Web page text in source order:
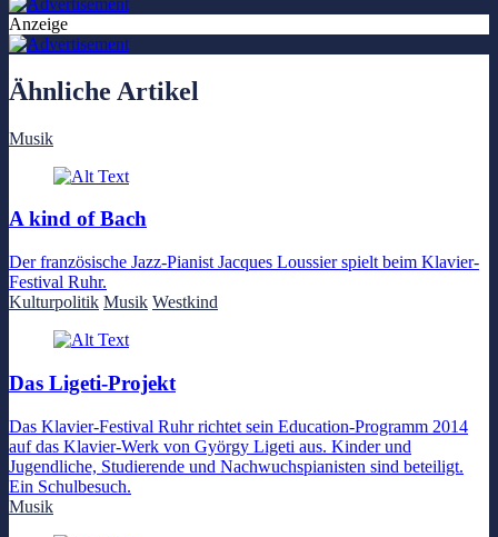
Anzeige
Ähnliche Artikel
Musik
A kind of Bach
Der französische Jazz-Pianist Jacques Loussier spielt beim Klavier-
Festival Ruhr.
Kulturpolitik Musik Westkind
Das Ligeti-Projekt
Das Klavier-Festival Ruhr richtet sein Education-Programm 2014
auf das Klavier-Werk von György Ligeti aus. Kinder und
Jugendliche, Studierende und Nachwuchspianisten sind beteiligt.
Ein Schulbesuch.
Musik